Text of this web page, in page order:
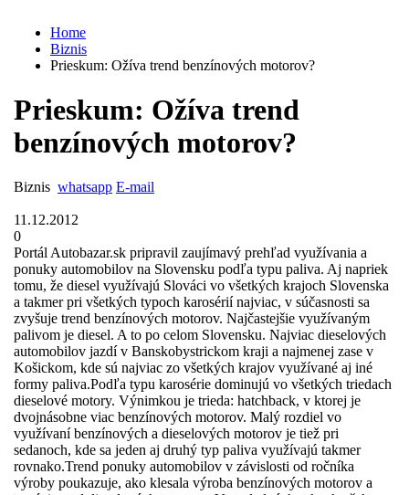
Home
Biznis
Prieskum: Ožíva trend benzínových motorov?
Prieskum: Ožíva trend
benzínových motorov?
Biznis whatsapp E-mail
11.12.2012
0
Portál Autobazar.sk pripravil zaujímavý prehľad využívania a
ponuky automobilov na Slovensku podľa typu paliva. Aj napriek
tomu, že diesel využívajú Slováci vo všetkých krajoch Slovenska
a takmer pri všetkých typoch karosérií najviac, v súčasnosti sa
zvyšuje trend benzínových motorov. Najčastejšie využívaným
palivom je diesel. A to po celom Slovensku. Najviac dieselových
automobilov jazdí v Banskobystrickom kraji a najmenej zase v
Košickom, kde sú najviac zo všetkých krajov využívané aj iné
formy paliva.Podľa typu karosérie dominujú vo všetkých triedach
dieselové motory. Výnimkou je trieda: hatchback, v ktorej je
dvojnásobne viac benzínových motorov. Malý rozdiel vo
využívaní benzínových a dieselových motorov je tiež pri
sedanoch, kde sa jeden aj druhý typ paliva využívajú takmer
rovnako.Trend ponuky automobilov v závislosti od ročníka
výroby poukazuje, ako klesala výroba benzínových motorov a